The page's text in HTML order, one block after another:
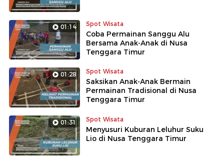
01:14 Spot Wisata
Coba Permainan Sanggu Alu
Bersama Anak-Anak di Nusa
Tenggara Timur
01:28 Spot Wisata
Saksikan Anak-Anak Bermain
Permainan Tradisional di Nusa
Tenggara Timur
01:31 Spot Wisata
Menyusuri Kuburan Leluhur Suku
Lio di Nusa Tenggara Timur